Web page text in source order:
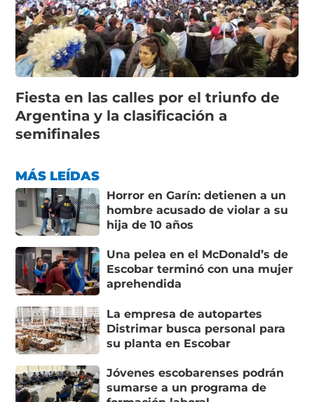
Fiesta en las calles por el triunfo de
Argentina y la clasificación a
semifinales
MÁS LEÍDAS
Horror en Garín: detienen a un
hombre acusado de violar a su
hija de 10 años
Una pelea en el McDonald’s de
Escobar terminó con una mujer
aprehendida
La empresa de autopartes
Distrimar busca personal para
su planta en Escobar
Jóvenes escobarenses podrán
sumarse a un programa de